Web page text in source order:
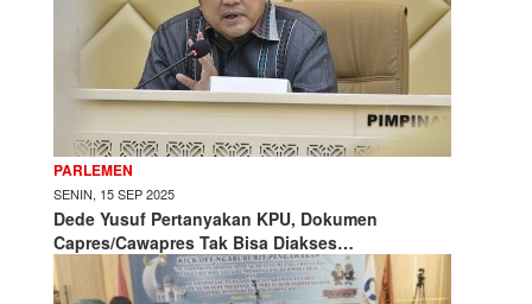
PARLEMEN
SENIN, 15 SEP 2025
Dede Yusuf Pertanyakan KPU, Dokumen
Capres/Cawapres Tak Bisa Diakses…